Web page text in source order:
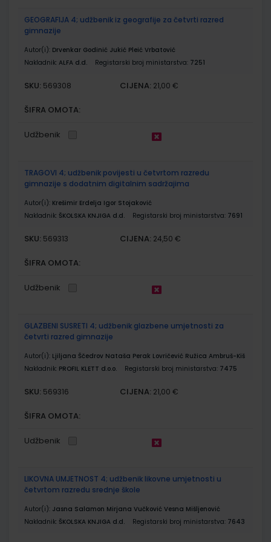
GEOGRAFIJA 4; udžbenik iz geografije za četvrti razred
gimnazije
Autor(i): Drvenkar Godinić Jukić Pleić Vrbatović
Nakladnik: ALFA d.d. Registarski broj ministarstva: 7251
SKU: 569308 CIJENA: 21,00 €
ŠIFRA OMOTA:
Udžbenik
TRAGOVI 4; udžbenik povijesti u četvrtom razredu
gimnazije s dodatnim digitalnim sadržajima
Autor(i): Krešimir Erdelja Igor Stojaković
Nakladnik: ŠKOLSKA KNJIGA d.d. Registarski broj ministarstva: 7691
SKU: 569313 CIJENA: 24,50 €
ŠIFRA OMOTA:
Udžbenik
GLAZBENI SUSRETI 4; udžbenik glazbene umjetnosti za
četvrti razred gimnazije
Autor(i): Ljiljana Ščedrov Nataša Perak Lovričević Ružica Ambruš-Kiš
Nakladnik: PROFIL KLETT d.o.o. Registarski broj ministarstva: 7475
SKU: 569316 CIJENA: 21,00 €
ŠIFRA OMOTA:
Udžbenik
LIKOVNA UMJETNOST 4; udžbenik likovne umjetnosti u
četvrtom razredu srednje škole
Autor(i): Jasna Salamon Mirjana Vučković Vesna Mišljenović
Nakladnik: ŠKOLSKA KNJIGA d.d. Registarski broj ministarstva: 7643